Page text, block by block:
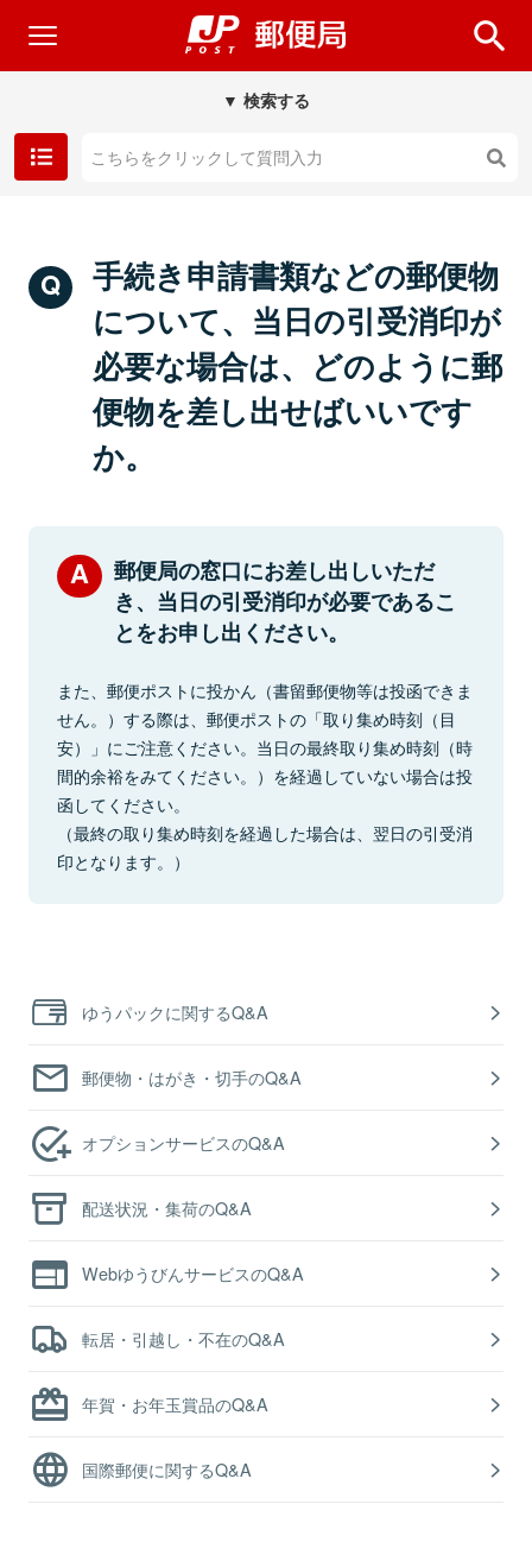
▼ 検索する
手続き申請書類などの郵便物
について、当日の引受消印が
必要な場合は、どのように郵
便物を差し出せばいいです
か。
郵便局の窓口にお差し出しいただ
き、当日の引受消印が必要であるこ
とをお申し出ください。
また、郵便ポストに投かん（書留郵便物等は投函できま
せん。）する際は、郵便ポストの「取り集め時刻（目
安）」にご注意ください。当日の最終取り集め時刻（時
間的余裕をみてください。）を経過していない場合は投
函してください。
（最終の取り集め時刻を経過した場合は、翌日の引受消
印となります。）
ゆうパックに関するQ&A
郵便物・はがき・切手のQ&A
オプションサービスのQ&A
配送状況・集荷のQ&A
WebゆうびんサービスのQ&A
転居・引越し・不在のQ&A
年賀・お年玉賞品のQ&A
国際郵便に関するQ&A